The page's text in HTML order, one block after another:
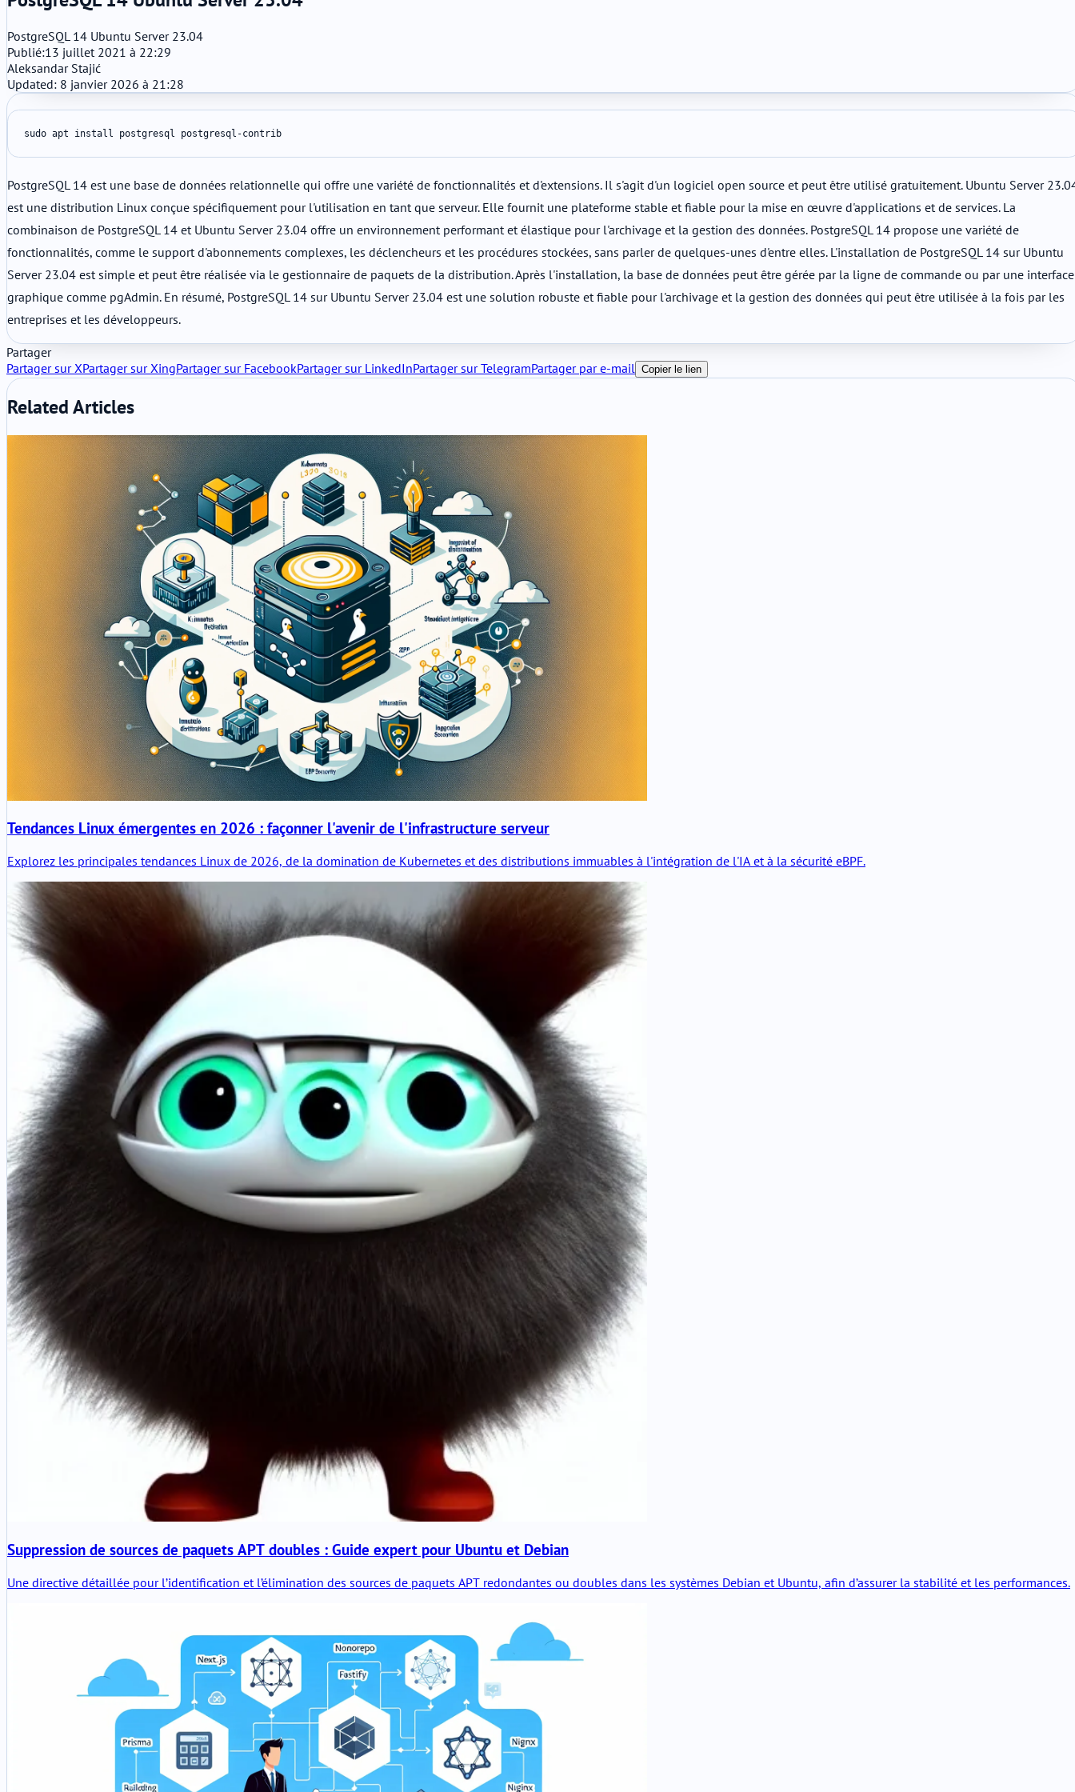
PostgreSQL 14 Ubuntu Server 23.04
Publié:13 juillet 2021 à 22:29
Aleksandar Stajić
Updated: 8 janvier 2026 à 21:28
sudo apt install postgresql postgresql-contrib
PostgreSQL 14 est une base de données relationnelle qui offre une variété de fonctionnalités et d'extensions. Il s'agit d'un logiciel open source et peut être utilisé gratuitement. Ubuntu Server
est une distribution Linux conçue spécifiquement pour l'utilisation en tant que serveur. Elle fournit une plateforme stable et fiable pour la mise en œuvre d'applications et de services. La
combinaison de PostgreSQL 14 et Ubuntu Server 23.04 offre un environnement performant et élastique pour l'archivage et la gestion des données. PostgreSQL 14 propose une variété de
fonctionnalités, comme le support d'abonnements complexes, les déclencheurs et les procédures stockées, sans parler de quelques-unes d'entre elles. L'installation de PostgreSQL 14 sur Ubuntu
Server 23.04 est simple et peut être réalisée via le gestionnaire de paquets de la distribution. Après l'installation, la base de données peut être gérée par la ligne de commande ou par une interface
graphique comme pgAdmin. En résumé, PostgreSQL 14 sur Ubuntu Server 23.04 est une solution robuste et fiable pour l'archivage et la gestion des données qui peut être utilisée à la fois par les
entreprises et les développeurs.
Partager
Partager sur XPartager sur XingPartager sur FacebookPartager sur LinkedInPartager sur TelegramPartager par e-mail Copier le lien
Related Articles
Tendances Linux émergentes en 2026 : façonner l'avenir de l'infrastructure serveur
Explorez les principales tendances Linux de 2026, de la domination de Kubernetes et des distributions immuables à l'intégration de l'IA et à la sécurité eBPF.
Suppression de sources de paquets APT doubles : Guide expert pour Ubuntu et Debian
Une directive détaillée pour l’identification et l’élimination des sources de paquets APT redondantes ou doubles dans les systèmes Debian et Ubuntu, afin d’assurer la stabilité et les performances.